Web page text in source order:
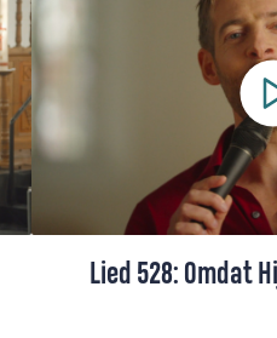
tot overgave:
Dit eenvoudige
Oane Reitsma,
aan God toe te
voor wie we
aanwezigheid in
Lied 528: Omdat